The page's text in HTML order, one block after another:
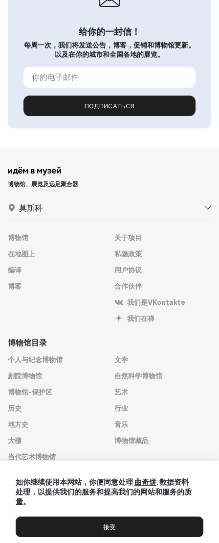
给你的一封信！
每周一次，我们将发送公告，博客，促销和博物馆更新。
以及在你的城市和全国各地的展览。
ПОДПИСАТЬСЯ
博物馆、展览及远足聚合器
莫斯科
博物馆
在地图上
编译
博客
关于项目
私隐政策
用户协议
合作伙伴
我们是VKontakte
我们在禅
博物馆目录
个人与纪念博物馆
剧院博物馆
博物馆-保护区
历史
地方史
大樓
当代艺术博物馆
文学
自然科学博物馆
艺术
行业
音乐
博物馆藏品
博物馆 展览及展览 Чаты Вы
如你继续使用本网站，你便同意处理 曲奇饼. 数据资料
处理，以提供我们的服务和提高我们的网站和服务的质
量。
接受